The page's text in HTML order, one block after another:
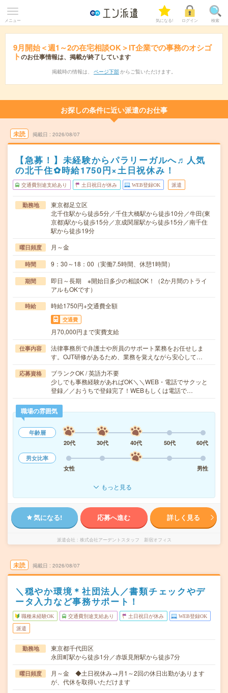
メニュー 気になる! ログイン 検索
9月開始＜週1～2の在宅相談OK＞IT企業での事務のオシゴ
トのお仕事情報は、掲載が終了しています
掲載時の情報は、 ページ下部 からご覧いただけます。
お探しの条件に近い派遣のお仕事
未読 掲載日 2026/08/07
【急募！】未経験からパラリーガルへ♬人気
の北千住✿時給1750円×土日祝休み！
交通費別途支給あり 土日祝日が休み WEB登録OK 派遣
勤務地
東京都足立区
北千住駅から徒歩5分／千住大橋駅から徒歩10分／牛田(東
京都)駅から徒歩15分／京成関屋駅から徒歩15分／南千住
駅から徒歩19分
曜日頻度 月～金
時間 9：30～18：00（実働7.5時間、休憩1時間）
期間
即日～長期 ※開始日多少の相談OK！（2か月間のトライ
アルもOKです）
時給 時給1750円+交通費全額
交通費
月70,000円まで実費支給
仕事内容
法律事務所で弁護士や所員のサポート業務をお任せしま
す。OJT研修があるため、業務を覚えながら安心して…
応募資格
ブランクOK / 英語力不要
少しでも事務経験があればOK＼＼WEB・電話でサクッと
登録／／おうちで登録完了！WEBもしくは電話で…
職場の雰囲気
年齢層
20代
30代 40代 50代
60代
男女比率
女性
男性
もっと見る
気になる! 応募へ進む 詳しく見る
派遣会社 株式会社アーデントスタッフ 新宿オフィス
未読 掲載日 2026/08/07
＼穏やか環境＊社団法人／書類チェックやデ
ータ入力など事務サポート！
職種未経験OK 交通費別途支給あり 土日祝日が休み WEB登録OK
派遣
勤務地
東京都千代田区
永田町駅から徒歩1分／赤坂見附駅から徒歩7分
曜日頻度
月～金 ◆土日祝休み→月1～2回の休日出勤があります
が、代休を取得いただけます